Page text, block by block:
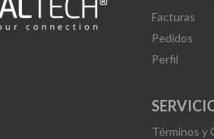
Facturas
Pedidos
Perfil
Términos y